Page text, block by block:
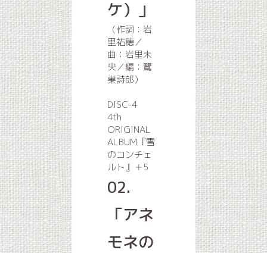
ケ）」
（作詞：岩
里祐穂／
曲：岩里未
央／編：鷺
巣詩郎）
DISC-4
4th
ORIGINAL
ALBUM『雪
のコンチェ
ルト』＋5
02.
「アネ
モネの